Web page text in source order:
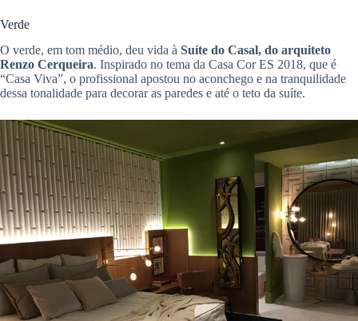
Verde
O verde, em tom médio, deu vida à Suíte do Casal, do arquiteto
Renzo Cerqueira. Inspirado no tema da Casa Cor ES 2018, que é
“Casa Viva”, o profissional apostou no aconchego e na tranquilidade
dessa tonalidade para decorar as paredes e até o teto da suíte.